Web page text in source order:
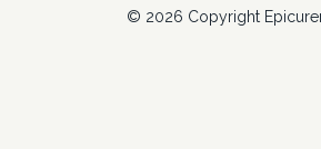
© 2026 Copyright